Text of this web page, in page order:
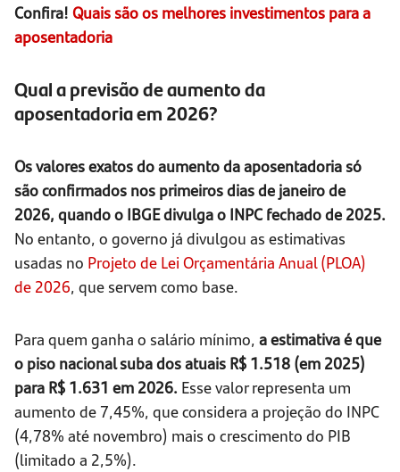
Confira! Quais são os melhores investimentos para a
aposentadoria
Qual a previsão de aumento da
aposentadoria em 2026?
Os valores exatos do aumento da aposentadoria só
são confirmados nos primeiros dias de janeiro de
2026, quando o IBGE divulga o INPC fechado de 2025.
No entanto, o governo já divulgou as estimativas
usadas no Projeto de Lei Orçamentária Anual (PLOA)
de 2026, que servem como base.
Para quem ganha o salário mínimo, a estimativa é que
o piso nacional suba dos atuais R$ 1.518 (em 2025)
para R$ 1.631 em 2026. Esse valor representa um
aumento de 7,45%, que considera a projeção do INPC
(4,78% até novembro) mais o crescimento do PIB
(limitado a 2,5%).